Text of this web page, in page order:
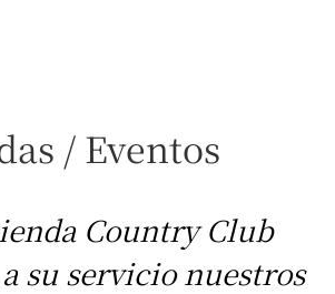
/ Eventos
Country Club
su servicio nuestros